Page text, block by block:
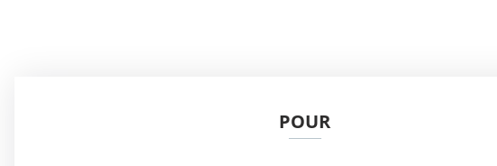
POUR